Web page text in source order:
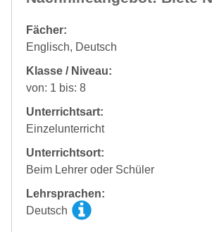
Fächer:
Englisch, Deutsch
Klasse / Niveau:
von: 1 bis: 8
Unterrichtsart:
Einzelunterricht
Unterrichtsort:
Beim Lehrer oder Schüler
Lehrsprachen:
Deutsch